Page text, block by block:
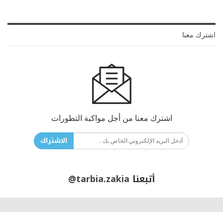
اشترك معنا
اشترك معنا من أجل مواكبة التطورات
الاشتراك
أتبعنا @tarbia.zakia